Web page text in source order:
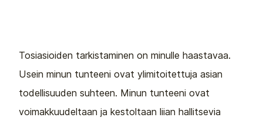
Tosiasioiden tarkistaminen on minulle haastavaa.
Usein minun tunteeni ovat ylimitoitettuja asian
todellisuuden suhteen. Minun tunteeni ovat
voimakkuudeltaan ja kestoltaan liian hallitsevia